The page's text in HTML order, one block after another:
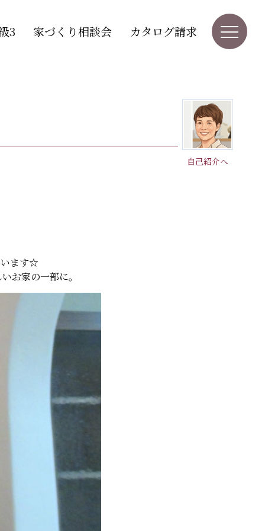
3 家づくり相談会 カタログ請求
自己紹介へ
います☆
お家の一部に。